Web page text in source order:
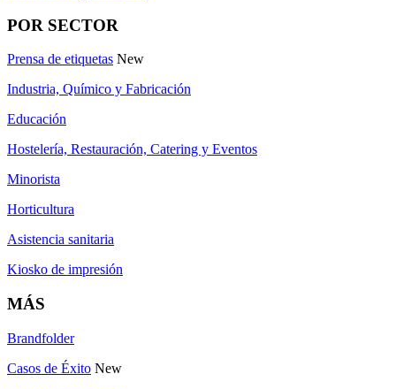
POR SECTOR
Prensa de etiquetas New
Industria, Químico y Fabricación
Educación
Hostelería, Restauración, Catering y Eventos
Minorista
Horticultura
Asistencia sanitaria
Kiosko de impresión
MÁS
Brandfolder
Casos de Éxito New